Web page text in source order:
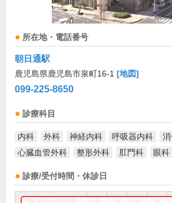
所在地・電話番号
朝日通駅
鹿児島県鹿児島市泉町16-1 [地図]
099-225-8650
診療科目
内科 外科 神経内科 呼吸器内科
心臓血管外科
整形外科 肛門科 眼科
診療/受付時間・休診日